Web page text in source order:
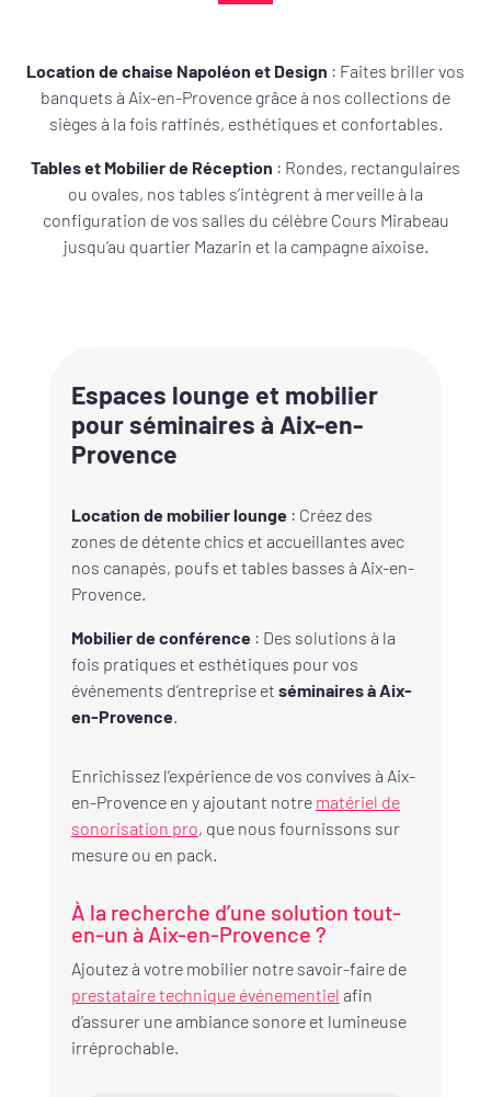
Location de chaise Napoléon et Design : Faites briller vos
banquets à Aix-en-Provence grâce à nos collections de
sièges à la fois raffinés, esthétiques et confortables.
Tables et Mobilier de Réception : Rondes, rectangulaires
ou ovales, nos tables s’intègrent à merveille à la
configuration de vos salles du célèbre Cours Mirabeau
jusqu’au quartier Mazarin et la campagne aixoise.
Espaces lounge et mobilier
pour séminaires à Aix-en-
Provence
Location de mobilier lounge : Créez des
zones de détente chics et accueillantes avec
nos canapés, poufs et tables basses à Aix-en-
Provence.
Mobilier de conférence : Des solutions à la
fois pratiques et esthétiques pour vos
événements d’entreprise et séminaires à Aix-
en-Provence.
Enrichissez l’expérience de vos convives à Aix-
en-Provence en y ajoutant notre matériel de
sonorisation pro, que nous fournissons sur
mesure ou en pack.
À la recherche d’une solution tout-
en-un à Aix-en-Provence ?
Ajoutez à votre mobilier notre savoir-faire de
prestataire technique événementiel afin
d’assurer une ambiance sonore et lumineuse
irréprochable.